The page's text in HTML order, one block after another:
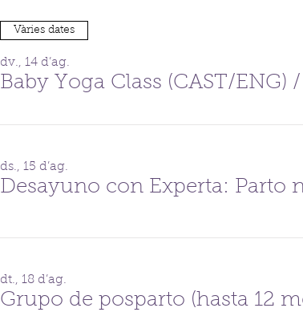
Vàries dates
dv., 14 d’ag.
Baby Yoga Class (CAST/ENG) /
ds., 15 d’ag.
dt., 18 d’ag.